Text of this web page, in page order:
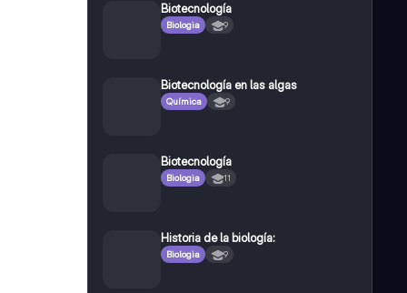
Biotecnología
Biologia 9
Biotecnología en las algas
Química 9
Biotecnología
Biologia 11
Historia de la biología:
Biologia 9